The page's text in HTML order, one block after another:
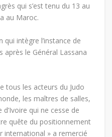
qui s’est tenu du 13 au
au Maroc.
qui intègre l’instance de
après le Général Lassana
tous les acteurs du Judo
les maîtres de salles,
qui ne cesse de
quête du positionnement
international » a remercié